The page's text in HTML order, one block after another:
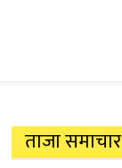
ताजा समाचार